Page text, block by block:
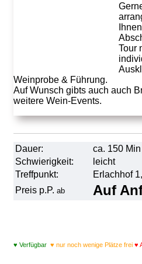
Tour
Weinprobe & Führung.
Auf Wunsch gibts auch auch
weitere Wein-Events.
Dauer:
ca. 150
Schwierigkeit:
leicht
Treffpunkt:
Erlachhof
Preis p.P. ab Auf
♥ Verfügbar ♥ nur noch wenige Plätze frei ♥